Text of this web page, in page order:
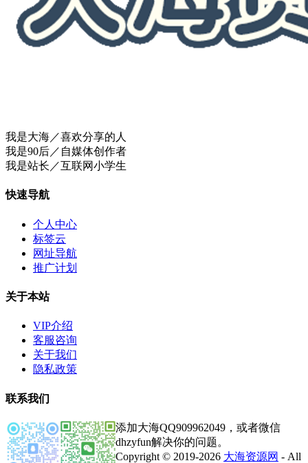
我是大海／喜欢分享的人
我是90后／自媒体创作者
我是站长／互联网小学生
快速导航
个人中心
标签云
网址导航
推广计划
关于本站
VIP介绍
客服咨询
关于我们
隐私政策
联系我们
添加大海QQ909962049，或者微信
dhzyfun解决你的问题。
Copyright © 2019-2026 大海资源网 - All